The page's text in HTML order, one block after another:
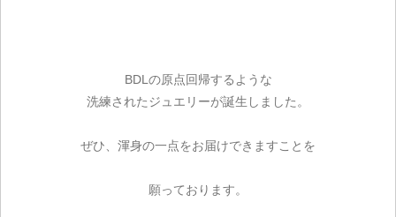
BDLの原点回帰するような
洗練されたジュエリーが誕生しました。
ぜひ、渾身の一点をお届けできますことを
願っております。
お買い物を続ける